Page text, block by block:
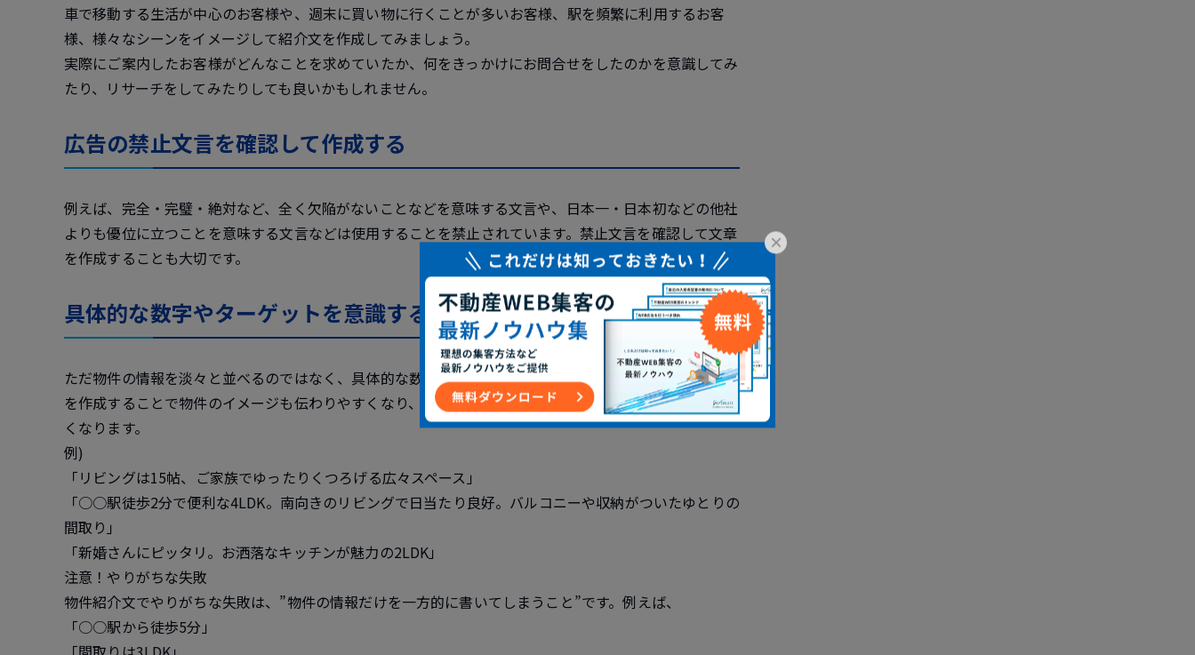
車で移動する生活が中心のお客様や、週末に買い物に行くことが多いお客様、駅を頻繁に利用するお客
様、様々なシーンをイメージして紹介文を作成してみましょう。
実際にご案内したお客様がどんなことを求めていたか、何をきっかけにお問合せをしたのかを意識してみ
たり、リサーチをしてみたりしても良いかもしれません。
広告の禁止文言を確認して作成する
例えば、完全・完璧・絶対など、全く欠陥がないことなどを意味する文言や、日本一・日本初などの他社
よりも優位に立つことを意味する文言などは使用することを禁止されています。禁止文言を確認して文章
を作成することも大切です。
具体的な数字やターゲットを意識する
ただ物件の情報を淡々と並べるのではなく、具体的な数字を使い、特定のお客様をターゲットにした文章
を作成することで物件のイメージも伝わりやすくなり、また情報量も増えることで物件の印象もグッとよ
くなります。
例)
「リビングは15帖、ご家族でゆったりくつろげる広々スペース」
「○○駅徒歩2分で便利な4LDK。南向きのリビングで日当たり良好。バルコニーや収納がついたゆとりの
間取り」
「新婚さんにピッタリ。お洒落なキッチンが魅力の2LDK」
注意！やりがちな失敗
物件紹介文でやりがちな失敗は、”物件の情報だけを一方的に書いてしまうこと”です。例えば、
「○○駅から徒歩5分」
×